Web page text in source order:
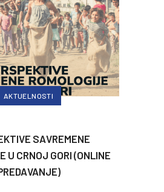
AKTUELNOSTI
SAVREMENE
U CRNOJ GORI (ONLINE